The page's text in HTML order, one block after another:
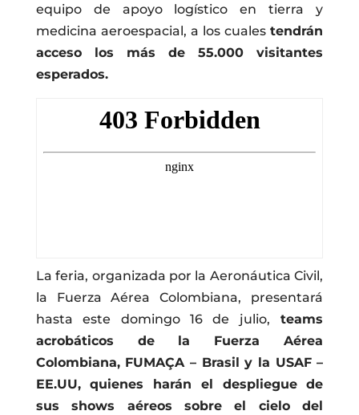
equipo de apoyo logístico en tierra y
medicina aeroespacial, a los cualestendrán
acceso los más de 55.000 visitantes
esperados.
La feria, organizada por la Aeronáutica Civil,
la Fuerza Aérea Colombiana, presentará
hasta este domingo 16 de julio, teams
acrobáticos de la Fuerza Aérea
Colombiana, FUMAÇA – Brasil y la USAF –
EE.UU, quienes harán el despliegue de
sus shows aéreos sobre el cielo del